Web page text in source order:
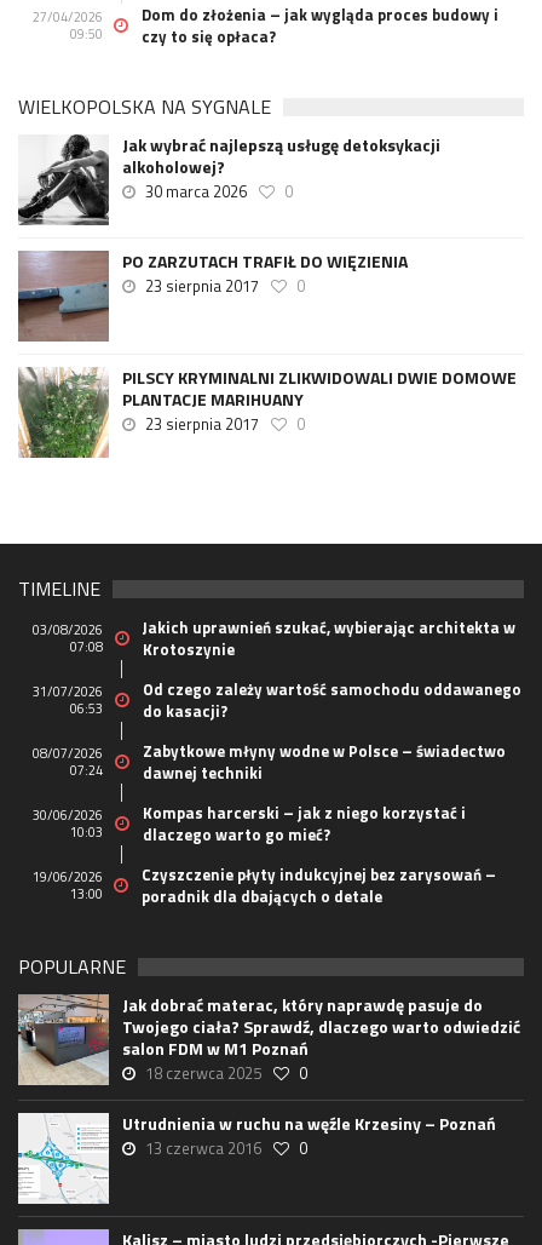
27/04/2026
09:50
Dom do złożenia – jak wygląda proces budowy i
czy to się opłaca?
WIELKOPOLSKA NA SYGNALE
Jak wybrać najlepszą usługę detoksykacji
alkoholowej?
30 marca 2026 0
PO ZARZUTACH TRAFIŁ DO WIĘZIENIA
23 sierpnia 2017 0
PILSCY KRYMINALNI ZLIKWIDOWALI DWIE DOMOWE
PLANTACJE MARIHUANY
23 sierpnia 2017 0
TIMELINE
03/08/2026
07:08
Jakich uprawnień szukać, wybierając architekta w
Krotoszynie
31/07/2026
06:53
Od czego zależy wartość samochodu oddawanego
do kasacji?
08/07/2026
07:24
Zabytkowe młyny wodne w Polsce – świadectwo
dawnej techniki
30/06/2026
10:03
Kompas harcerski – jak z niego korzystać i
dlaczego warto go mieć?
19/06/2026
13:00
Czyszczenie płyty indukcyjnej bez zarysowań –
poradnik dla dbających o detale
POPULARNE
Jak dobrać materac, który naprawdę pasuje do
Twojego ciała? Sprawdź, dlaczego warto odwiedzić
salon FDM w M1 Poznań
18 czerwca 2025 0
Utrudnienia w ruchu na węźle Krzesiny – Poznań
13 czerwca 2016 0
Kalisz – miasto ludzi przedsiębiorczych -Pierwsze